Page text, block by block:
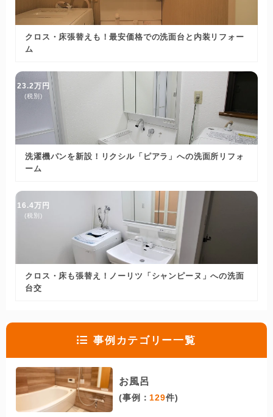
クロス・床張替えも！最安価格での洗面台と内装リフォー
ム
23.2万円
(税別)
洗濯機パンを新設！リクシル「ピアラ」への洗面所リフォ
ーム
16.4万円
(税別)
クロス・床も張替え！ノーリツ「シャンピーヌ」への洗面
台交
事例カテゴリー一覧
お風呂
(事例： 129件)